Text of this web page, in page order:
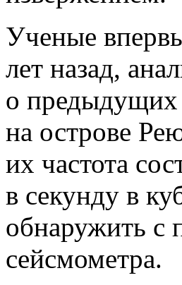
Ученые
лет назад,
о предыдущих
на острове
их частота
в секунду в
обнаружить с
сейсмометра.